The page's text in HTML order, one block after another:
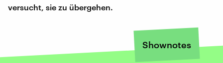
versucht, sie zu übergehen.
Shownotes